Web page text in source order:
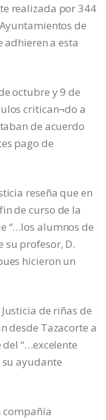
realizada por 344
de
adhieren a esta
octubre y 9 de
critican¬do a
de acuerdo
pago de
reseña que en
de curso de la
“…los alumnos de
profesor, D.
hicieron un
Justicia de riñas de
desde Tazacorte a
“…excelente
su ayudante
compañía